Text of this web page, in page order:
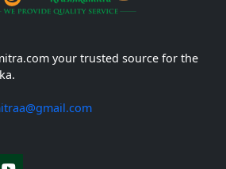
your trusted source for the